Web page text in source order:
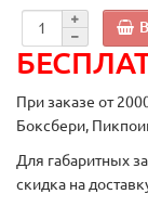
При заказе от
Боксбери,
Для габаритных
скидка на